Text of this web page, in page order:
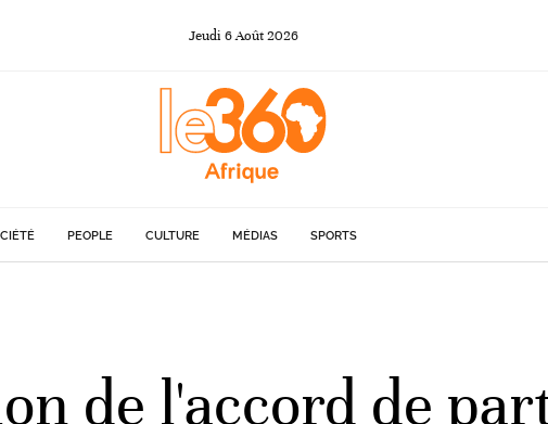
Jeudi 6Août 2026
PEOPLE CULTURE MÉDIAS SPORTS
de l'accord de